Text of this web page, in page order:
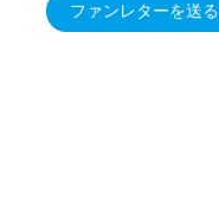
ファンレターを送る